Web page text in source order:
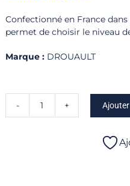
Confectionné en France
permet de choisir le niveau
Marque :DROUAULT
quantité